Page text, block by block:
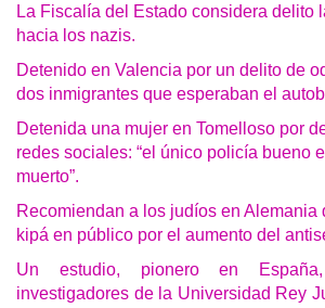
La Fiscalía del Estado considera delito
hacia los nazis.
Detenido en Valencia por un delito de
dos inmigrantes que esperaban el
Detenida una mujer en Tomelloso por
redes sociales: “el único policía bueno
muerto”.
Recomiendan a los judíos en Alemania
kipá en público por el aumento del
Un estudio, pionero en
investigadores de la Universidad Rey